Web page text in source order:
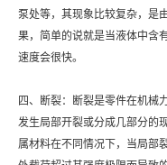
泵处等，其现象比较复杂，是
果，简单的说就是当液体中含
速度会很快。
四、断裂：断裂是零件在机械
发生局部开裂或分成几部分的
属材料在不同情况下，当局部